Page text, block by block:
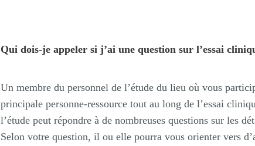
Qui dois-je appeler si j’ai une question sur l’essai
Un membre du personnel de l’étude du lieu où vous
principale personne-ressource tout au long de l’essai
l’étude peut répondre à de nombreuses questions sur les
Selon votre question, il ou elle pourra vous orienter vers